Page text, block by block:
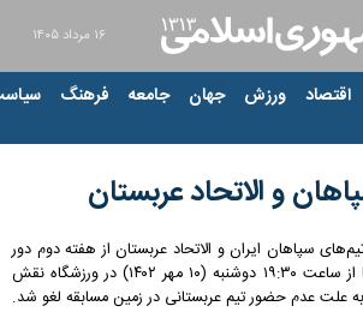
۱۶ مرداد ۱۴۰۵
اقتصاد ورزش جهان جامعه فرهنگ
و الاتحاد عربستان
سپاهان ایران و الاتحاد عربستان از هفته دوم دور
گروهی لیگ قهرمانان آسیا از ساعت ۱۹:۳۰ دوشنبه (۱۰ مهر ۱۴۰۲) در ورزشگاه نقش
علت عدم حضور تیم عربستانی در زمین مسابقه لغو شد.